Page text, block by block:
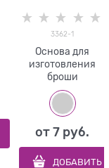
3362-1
Основа для
изготовления
броши
от7 руб.
ДОБАВИТЬ